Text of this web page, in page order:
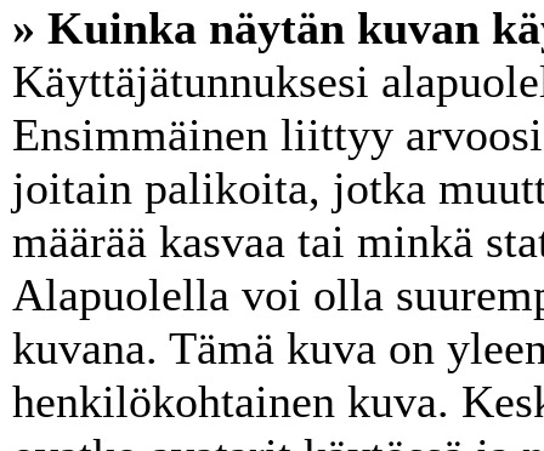
» Kuinka näytän kuvan
Käyttäjätunnuksesi
Ensimmäinen liittyy
joitain palikoita, jotka
määrää kasvaa tai minkä
Alapuolella voi olla
kuvana. Tämä kuva on
henkilökohtainen kuva.